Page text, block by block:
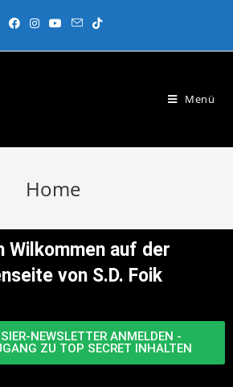
Menü
Home
Wilkommen auf der
von S.D. Foik
NEWSLETTER ANMELDEN -
ZU TOP SECRET INHALTEN